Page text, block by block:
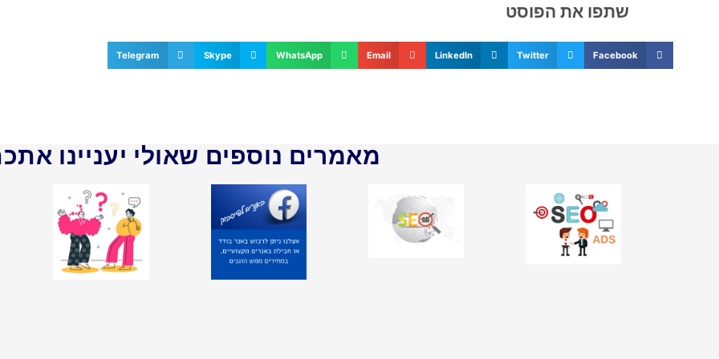
שתפו את הפוסט
Facebook
Twitter
LinkedIn
Email
WhatsApp
Skype
Telegram
מאמרים נוספים שאולי יעניינו